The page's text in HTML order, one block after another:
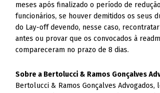
meses após finalizado o período de
funcionários, se houver demitidos os seus
do Lay-off devendo, nesse caso,
antes ou provar que os convocados à
compareceram no prazo de 8 dias.
Sobre a Bertolucci & Ramos Gonçalves
Bertolucci & Ramos Gonçalves Advogados,